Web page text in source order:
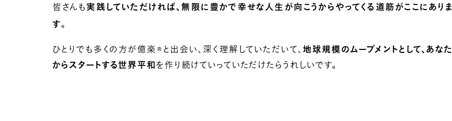
皆さんも 実践していただければ、無限に豊かで幸せな人生が向こうからやってくる道筋がここにあり
す。
ひとりでも多くの方が億楽®と出会い、深く理解していただいて、 地球規模のムーブメントとして、あな
からスタートする世界平和 を作り続けていっていただけたらうれしいです。